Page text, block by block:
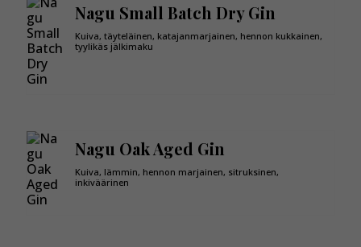
Nagu Small Batch Dry Gin
Kuiva, täyteläinen, katajanmarjainen, hennon kukkainen,
tyylikäs jälkimaku
Nagu Oak Aged Gin
Kuiva, lämmin, hennon marjainen, sitruksinen,
inkiväärinen